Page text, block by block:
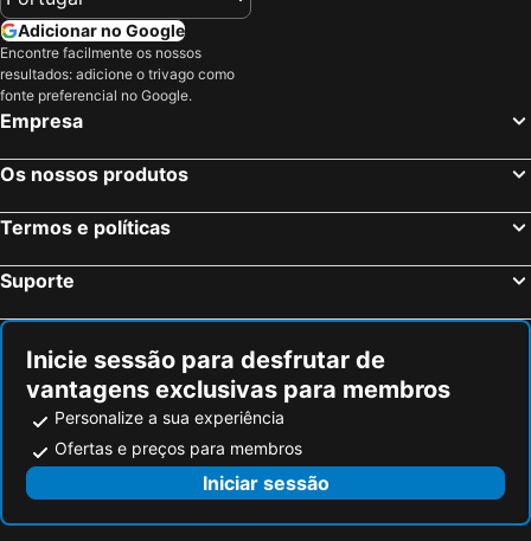
Riu Vaz, Sotavento Hotéis
Praia de Lacacao, Barlavento Hotéis
Mindelo, Barlavento Hotéis
Praia de Chaves, Barlavento Hotéis
Espargos, Barlavento Hotéis
Adicionar no Google
Encontre facilmente os nossos
resultados: adicione o trivago como
fonte preferencial no Google.
Empresa
Os nossos produtos
Termos e políticas
Suporte
Inicie sessão para desfrutar de
vantagens exclusivas para membros
Personalize a sua experiência
Ofertas e preços para membros
Iniciar sessão